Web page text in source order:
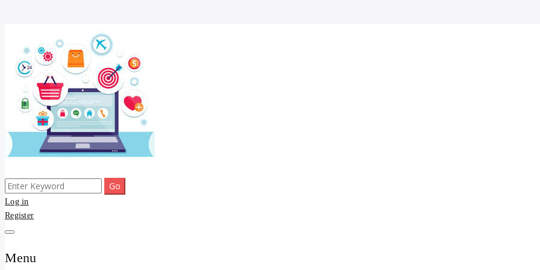
content
รับจ้างโพสต์ บ้าน ที่ดิน อสังหา kyedee.com โพสขายดี
และบริการ
ขายดี โพสประกาศขายสินค้าฟรี บ้าน ที่ดิน อสังหา รับโพสต์ประกาศขายของ รับรองผล ดีที่สุดถูกที่สุด ติดหน้าแรกกูเกืล
Search
for:
Log in
Register
Menu